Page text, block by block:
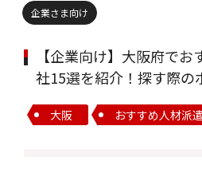
企業さま向け
【企業向け】大阪府で
社15選を紹介！探す際の
大阪 おすすめ人材派